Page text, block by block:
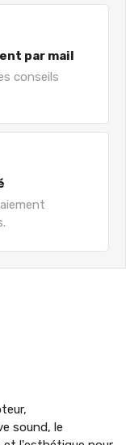
par mail
conseils
sound, le